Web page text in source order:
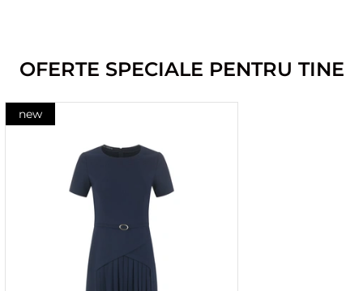
OFERTE SPECIALE PENTRU TINE
new